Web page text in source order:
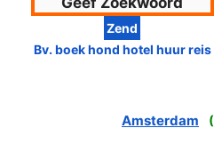
Bv. boek hond hotel huur reis
Amsterdam (